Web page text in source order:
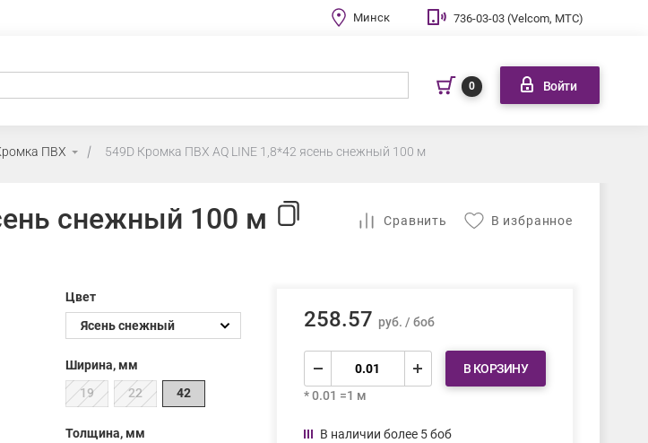
Минск 736-03-03 (Velcom, МТС)
0 Войти
ПВХ 549D Кромка ПВХ AQ LINE 1,8*42 ясень снежный 100 м
снежный 100 м В избранное
Cравнить
Цвет
Ширина, мм
19
22 42
Толщина, мм
258.57 руб. / боб
В КОРЗИНУ
* 0.01 =1 м
В наличии более 5 боб